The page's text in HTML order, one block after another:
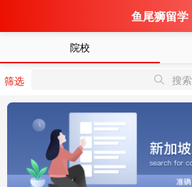
鱼尾狮留学
院校
筛选 搜索